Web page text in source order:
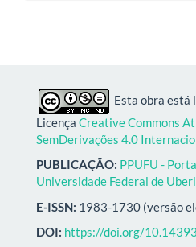
Esta obra está
Licença Creative Commons
SemDerivações 4.0
PUBLICAÇÃO: PPUFU -
Universidade Federal de
E-ISSN: 1983-1730 (versão
DOI: https://doi.org/